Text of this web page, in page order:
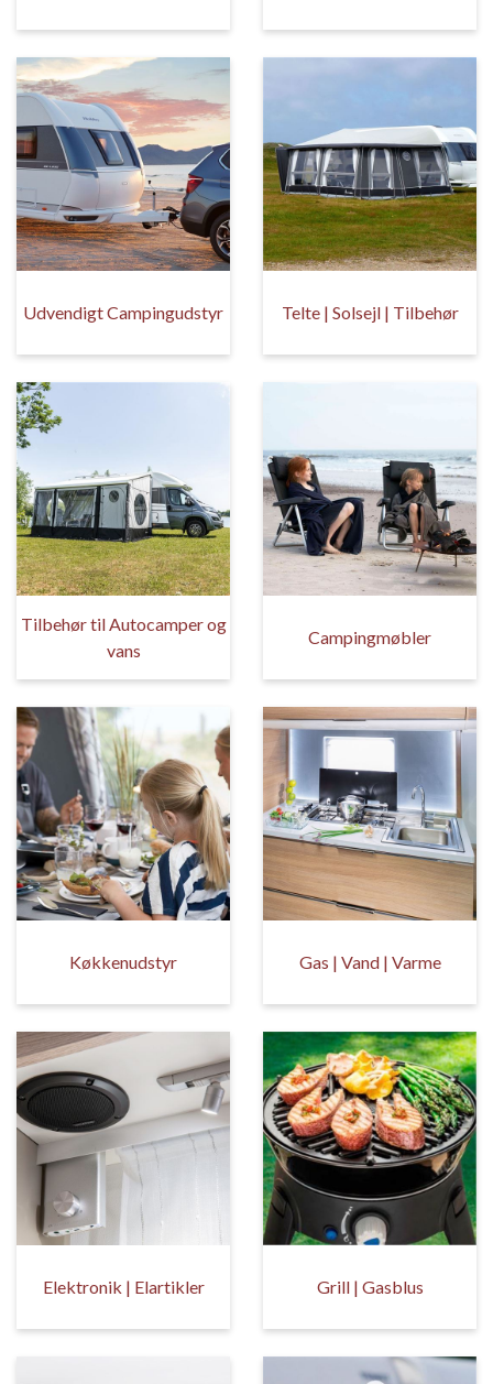
Udvendigt Campingudstyr Telte | Solsejl | Tilbehør
Tilbehør til Autocamper og
vans
Campingmøbler
Køkkenudstyr Gas | Vand | Varme
Elektronik | Elartikler Grill | Gasblus